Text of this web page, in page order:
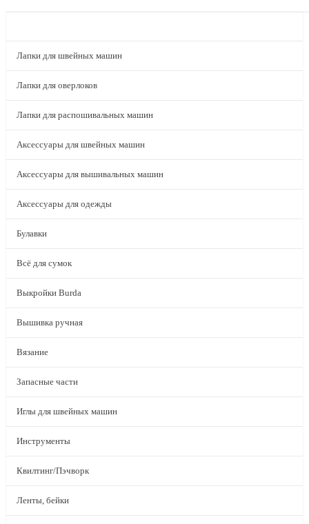
Лапки для швейных машин
Лапки для оверлоков
Лапки для распошивальных машин
Аксессуары для швейных машин
Аксессуары для вышивальных машин
Аксессуары для одежды
Булавки
Всё для сумок
Выкройки Burda
Вышивка ручная
Вязание
Запасные части
Иглы для швейных машин
Инструменты
Квилтинг/Пэчворк
Ленты, бейки